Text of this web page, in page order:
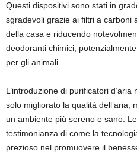
Questi dispositivi sono stati in
sgradevoli grazie ai filtri a carboni
della casa e riducendo
deodoranti chimici,
per gli animali.
L’introduzione di purificatori
solo migliorato la qualità dell’aria,
un ambiente più sereno e sano.
testimonianza di come la
prezioso nel promuovere il